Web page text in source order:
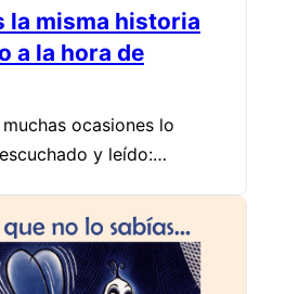
la misma historia
a la hora de
ocasiones lo
y leído:…